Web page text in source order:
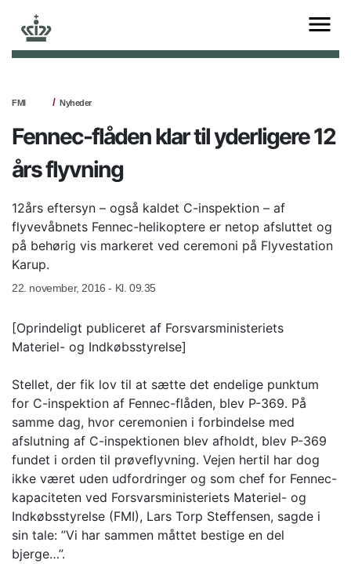
FMI Nyheder
Fennec-flåden klar til yderligere 12
års flyvning
12års eftersyn – også kaldet C-inspektion – af
flyvevåbnets Fennec-helikoptere er netop afsluttet og
på behørig vis markeret ved ceremoni på Flyvestation
Karup.
22. november, 2016 - Kl. 09.35
[Oprindeligt publiceret af Forsvarsministeriets
Materiel- og Indkøbsstyrelse]
Stellet, der fik lov til at sætte det endelige punktum
for C-inspektion af Fennec-flåden, blev P-369. På
samme dag, hvor ceremonien i forbindelse med
afslutning af C-inspektionen blev afholdt, blev P-369
fundet i orden til prøveflyvning. Vejen hertil har dog
ikke været uden udfordringer og som chef for Fennec-
kapaciteten ved Forsvarsministeriets Materiel- og
Indkøbsstyrelse (FMI), Lars Torp Steffensen, sagde i
sin tale: ”Vi har sammen måttet bestige en del
bjerge…”.